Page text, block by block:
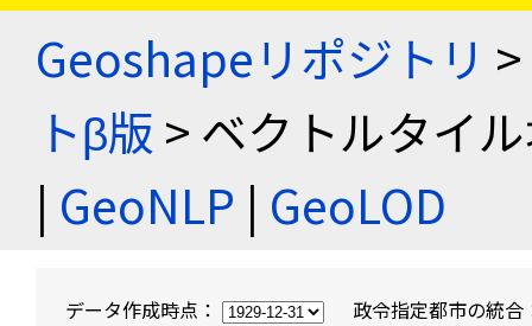
Geoshapeリポジトリ >
トβ版 > ベクトルタイ
| GeoNLP | GeoLOD
データ作成時点： 政令指定都市の統